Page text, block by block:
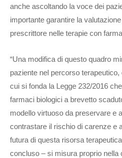
anche ascoltando la voce dei
importante garantire la
prescrittore nelle terapie con
“Una modifica di questo quadro
paziente nel percorso
cui si fonda la Legge 232/2016
farmaci biologici a brevetto
modello virtuoso da preservare e
contrastare il rischio di carenze e
futura di questa risorsa
concluso – si misura proprio nella